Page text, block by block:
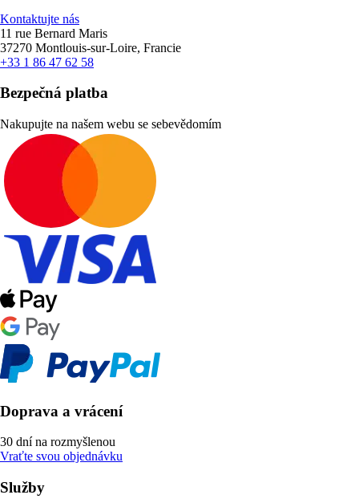
Kontaktujte nás
11 rue Bernard Maris
37270 Montlouis-sur-Loire, Francie
+33 1 86 47 62 58
Bezpečná platba
Nakupujte na našem webu se sebevědomím
Doprava a vrácení
30 dní na rozmyšlenou
Vraťte svou objednávku
Služby